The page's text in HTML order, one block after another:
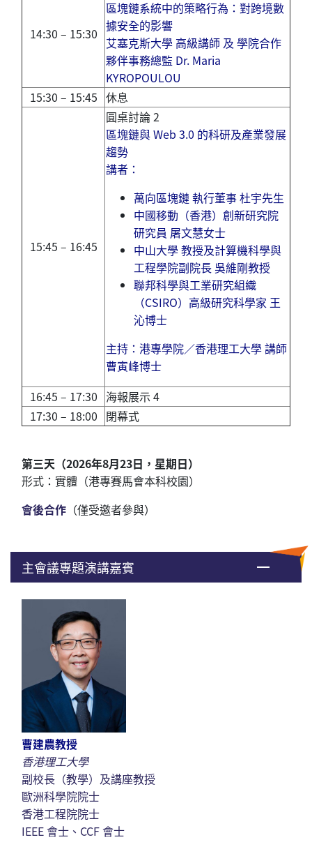
14:30 – 15:30
區塊鏈系統中的策略行為：對跨境數
據安全的影響
艾塞克斯大學 高級講師 及 學院合作
夥伴事務總監 Dr. Maria
KYROPOULOU
15:30 – 15:45 休息
15:45 – 16:45
圓桌討論 2
區塊鏈與 Web 3.0 的科研及產業發展
趨勢
講者：
萬向區塊鏈 執行董事 杜宇先生
中國移動（香港）創新研究院
研究員 屠文慧女士
中山大學 教授及計算機科學與
工程學院副院長 吳維剛教授
聯邦科學與工業研究組織
（CSIRO）高級研究科學家 王
沁博士
主持： 港專學院／香港理工大學講師
曹寅峰博士
16:45 – 17:30 海報展示 4
17:30 – 18:00 閉幕式
第三天（2026年8月23日，星期日）
形式：實體 （港專賽馬會本科校園）
會後合作 （僅受邀者參與）
主會議專題演講嘉賓
曹建農教授
香港理工大學
副校長（教學）及講座教授
歐洲科學院院士
香港工程院院士
IEEE 會士、CCF 會士